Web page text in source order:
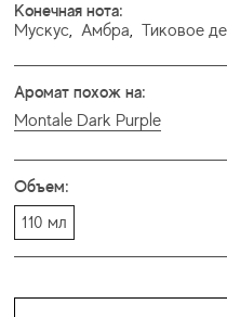
Конечная нота:
Мускус, Амбра, Тиковое
Аромат похож на:
Montale Dark Purple
Объем:
110 мл